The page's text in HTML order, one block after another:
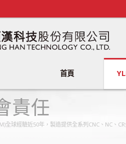
首頁
責任
全球經驗近50年，製造提供全系列CNC、NC、